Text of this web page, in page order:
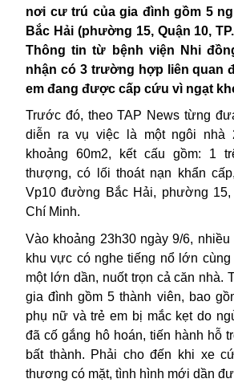
nơi cư trú của gia đình gồm 5
Bắc Hải (phường 15, Quận 10,
Thông tin từ bệnh viện Nhi
nhận có 3 trường hợp liên quan
em đang được cấp cứu vì ngạt
Trước đó, theo TAP News từng
diễn ra vụ việc là một ngôi nhà
khoảng 60m2, kết cấu gồm: 1
thượng, có lối thoát nạn khẩn
Vp10 đường Bắc Hải, phường 15,
Chí Minh.
Vào khoảng 23h30 ngày 9/6,
khu vực có nghe tiếng nổ lớn
một lớn dần, nuốt trọn cả căn nhà.
gia đình gồm 5 thành viên, bao
phụ nữ và trẻ em bị mắc kẹt do
đã cố gắng hô hoán, tiến hành hỗ
bất thành. Phải cho đến khi xe
thương có mặt, tình hình mới dần